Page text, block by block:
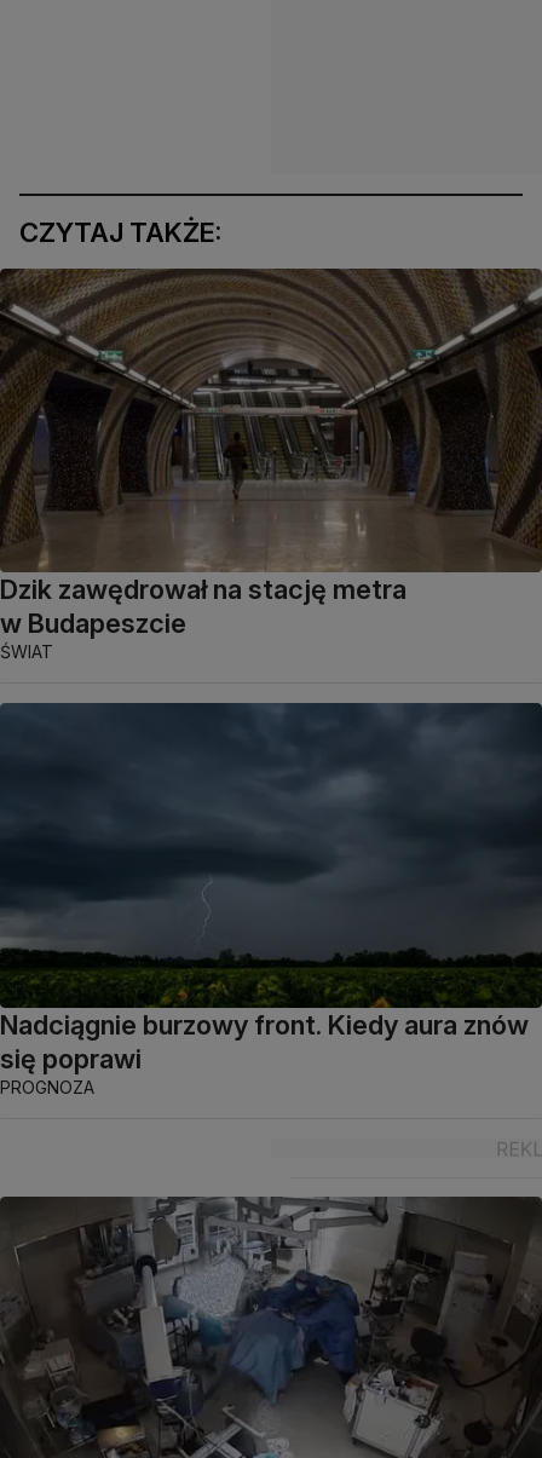
CZYTAJ TAKŻE:
Dzik zawędrował na stację metra
w Budapeszcie
ŚWIAT
Nadciągnie burzowy front. Kiedy aura znów
się poprawi
PROGNOZA